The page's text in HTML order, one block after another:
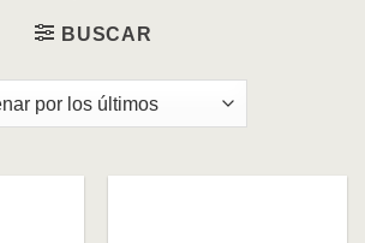
BUSCAR